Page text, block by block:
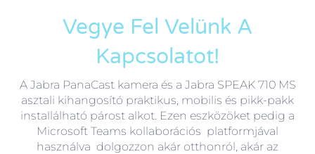
Vegye Fel Velünk A
Kapcsolatot!
A Jabra PanaCast kamera és a Jabra SPEAK 710 MS
asztali kihangosító praktikus, mobilis és pikk-pakk
installálható párost alkot. Ezen eszközöket pedig a
Microsoft Teams kollaborációs platformjával
használva dolgozzon akár otthonról, akár az